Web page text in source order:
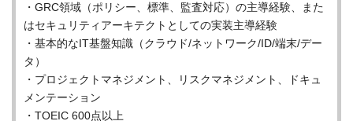
・GRC領域（ポリシー、標準、監査対応）の主導経験、また
はセキュリティアーキテクトとしての実装主導経験
・基本的なIT基盤知識（クラウド/ネットワーク/ID/端末/デー
タ）
・プロジェクトマネジメント、リスクマネジメント、ドキュ
メンテーション
・TOEIC 600点以上